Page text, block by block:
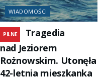
WIADOMOŚCI
PILNE
Tragedia
nad Jeziorem
Rożnowskim. Utonęła
42-letnia mieszkanka